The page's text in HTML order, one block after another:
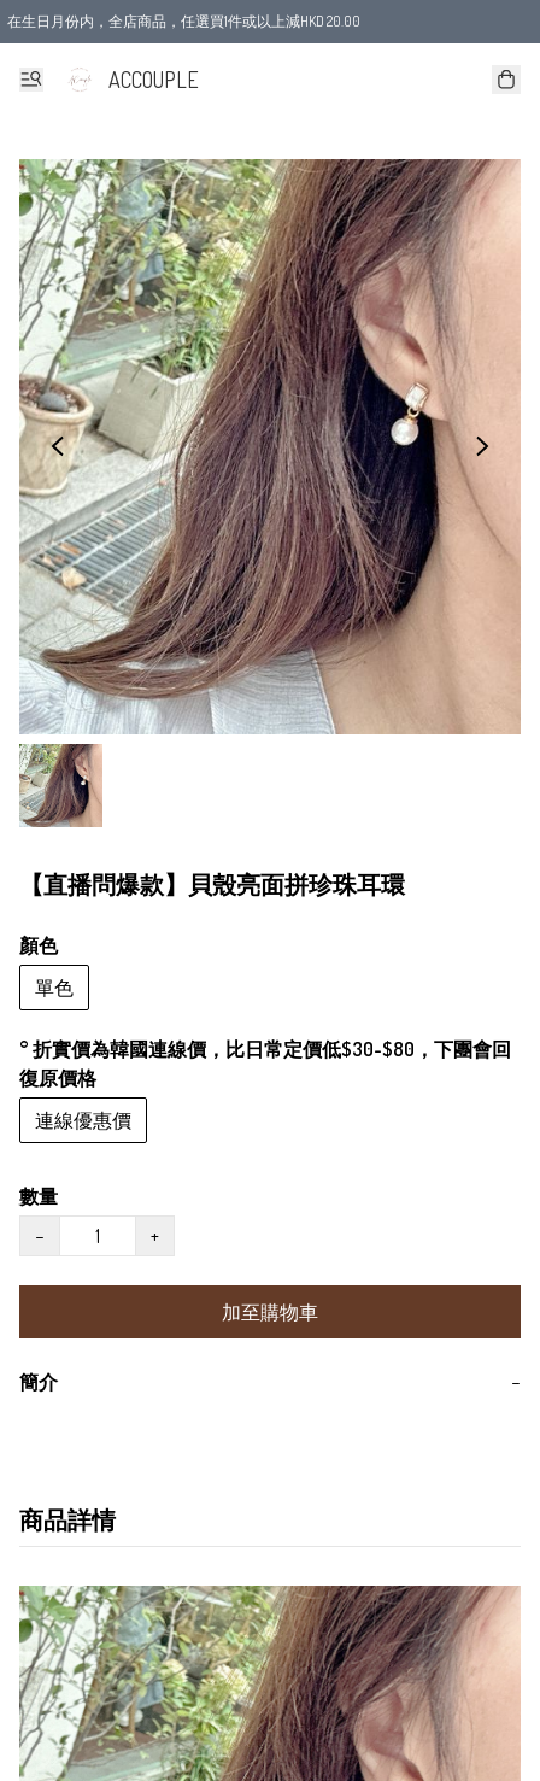
在生日月份内，全店商品，任選買1件或以上減HKD 20.00
ACCOUPLE
【直播問爆款】貝殼亮面拼珍珠耳環
顏色
單色
° 折實價為韓國連線價，比日常定價低$30-$80，下團會回
復原價格
連線優惠價
數量
−
+
加至購物車
簡介 −
商品詳情